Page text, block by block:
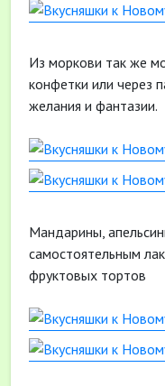
Из моркови так же
конфетки или через
желания и фантазии.
Мандарины,
самостоятельным
фруктовых тортов